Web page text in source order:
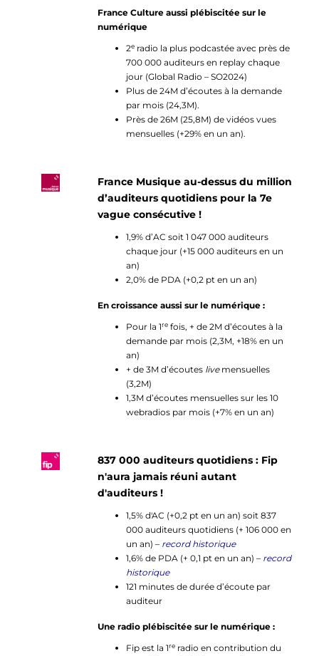
France Culture aussi plébiscitée sur le
numérique
2e radio la plus podcastée avec près de
700 000 auditeurs en replay chaque
jour (Global Radio – SO2024)
Plus de 24M d’écoutes à la demande
par mois (24,3M).
Près de 26M (25,8M) de vidéos vues
mensuelles (+29% en un an).
France Musique au-dessus du million
d’auditeurs quotidiens pour la 7e
vague consécutive !
1,9% d’AC soit 1 047 000 auditeurs
chaque jour (+15 000 auditeurs en un
an)
2,0% de PDA (+0,2 pt en un an)
En croissance aussi sur le numérique :
Pour la 1re fois, + de 2M d’écoutes à la
demande par mois (2,3M, +18% en un
an)
+ de 3M d’écoutes livemensuelles
(3,2M)
1,3M d’écoutes mensuelles sur les 10
webradios par mois (+7% en un an)
837 000 auditeurs quotidiens : Fip
n'aura jamais réuni autant
d'auditeurs !
1,5% d'AC (+0,2 pt en un an) soit 837
000 auditeurs quotidiens (+ 106 000 en
un an) – record historique
1,6% de PDA (+ 0,1 pt en un an) – record
historique
121 minutes de durée d’écoute par
auditeur
Une radio plébiscitée sur le numérique :
Fip est la 1re radio en contribution du